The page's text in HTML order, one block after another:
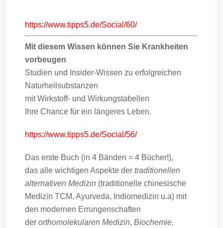
https://www.tipps5.de/Social/60/
Mit diesem Wissen können Sie Krankheiten
vorbeugen
Studien und Insider-Wissen zu erfolgreichen
Naturheilsubstanzen
mit Wirkstoff- und Wirkungstabellen
Ihre Chance für ein längeres Leben.
https://www.tipps5.de/Social/56/
Das erste Buch (in 4 Bänden = 4 Bücher!),
das alle wichtigen Aspekte der traditionellen
alternativen Medizin (traditionelle chinesische
Medizin TCM, Ayurveda, Indiomedizin u.a) mit
den modernen Errungenschaften
der orthomolekularen Medizin, Biochemie,